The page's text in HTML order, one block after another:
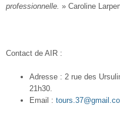
professionnelle. » Caroline
Contact de AIR :
Adresse : 2 rue des
21h30.
Email :